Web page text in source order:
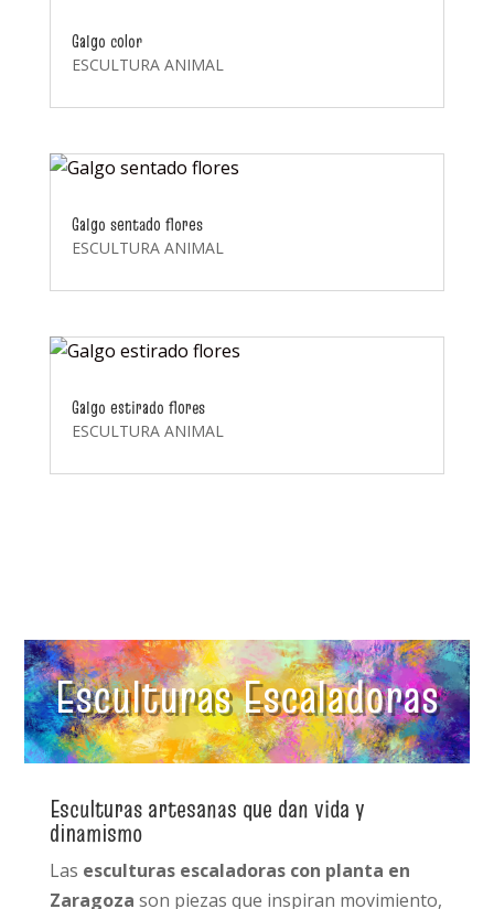
Galgo color
ESCULTURA ANIMAL
Galgo sentado flores
ESCULTURA ANIMAL
Galgo estirado flores
ESCULTURA ANIMAL
Esculturas Escaladoras
Esculturas artesanas que dan vida y
dinamismo
Las esculturas escaladoras con planta en
Zaragoza son piezas que inspiran movimiento,